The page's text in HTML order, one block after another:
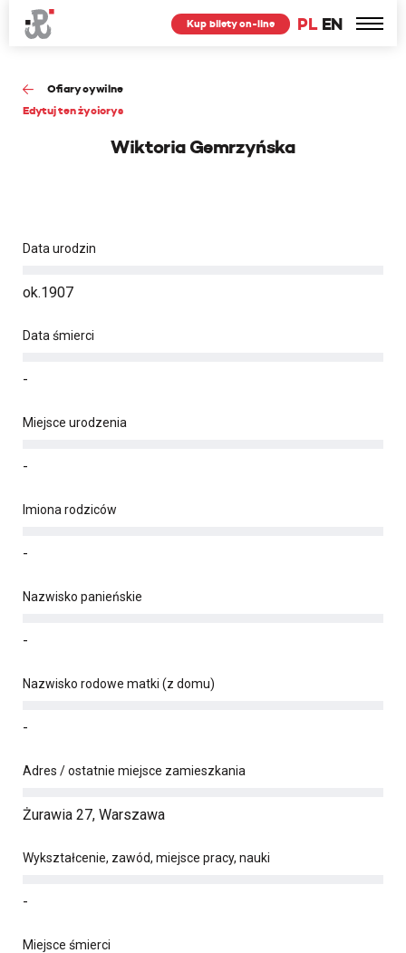
PL EN
Kup bilety on-line
Ofiary cywilne
Edytuj ten życiorys
Wiktoria Gemrzyńska
Data urodzin
ok.1907
Data śmierci
-
Miejsce urodzenia
-
Imiona rodziców
-
Nazwisko panieńskie
-
Nazwisko rodowe matki (z domu)
-
Adres / ostatnie miejsce zamieszkania
Żurawia 27, Warszawa
Wykształcenie, zawód, miejsce pracy, nauki
-
Miejsce śmierci